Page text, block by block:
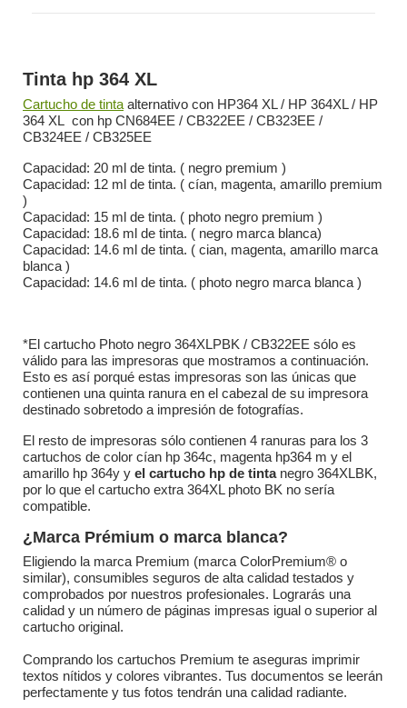
Tinta hp 364 XL
Cartucho de tinta alternativo con HP364 XL / HP 364XL / HP
364 XL con hp CN684EE / CB322EE / CB323EE /
CB324EE / CB325EE
Capacidad: 20 ml de tinta. ( negro premium )
Capacidad: 12 ml de tinta. ( cían, magenta, amarillo premium
)
Capacidad: 15 ml de tinta. ( photo negro premium )
Capacidad: 18.6 ml de tinta. ( negro marca blanca)
Capacidad: 14.6 ml de tinta. ( cian, magenta, amarillo marca
blanca )
Capacidad: 14.6 ml de tinta. ( photo negro marca blanca )
*El cartucho Photo negro 364XLPBK / CB322EE sólo es
válido para las impresoras que mostramos a continuación.
Esto es así porqué estas impresoras son las únicas que
contienen una quinta ranura en el cabezal de su impresora
destinado sobretodo a impresión de fotografías.
El resto de impresoras sólo contienen 4 ranuras para los 3
cartuchos de color cían hp 364c, magenta hp364 m y el
amarillo hp 364y y el cartucho hp de tintanegro 364XLBK,
por lo que el cartucho extra 364XL photo BK no sería
compatible.
¿Marca Prémium o marca blanca?
Eligiendo la marca Premium (marca ColorPremium® o
similar), consumibles seguros de alta calidad testados y
comprobados por nuestros profesionales. Lograrás una
calidad y un número de páginas impresas igual o superior al
cartucho original.
Comprando los cartuchos Premium te aseguras imprimir
textos nítidos y colores vibrantes. Tus documentos se leerán
perfectamente y tus fotos tendrán una calidad radiante.